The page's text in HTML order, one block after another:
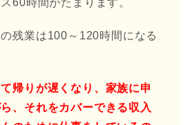
60時間がたまります。
残業は100～120時間になる
帰りが遅くなり、家族に申
、それをカバーできる収入